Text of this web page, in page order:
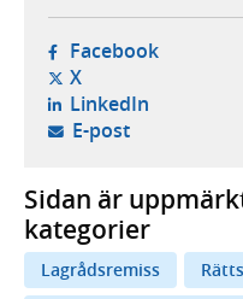
Facebook- öppnas
X- öppnas i ny flik,
LinkedIn- öppnas i
E-post- öppnar din
Sidan är
kategorier
Lagrådsremiss